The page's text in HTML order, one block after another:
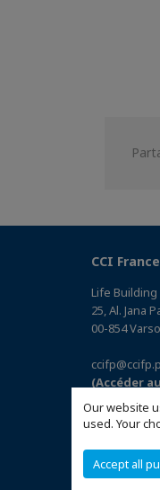
Our website
used. Your
Accept all
CCI
Life Building
25, Al. Jana
00-854
(Accéder